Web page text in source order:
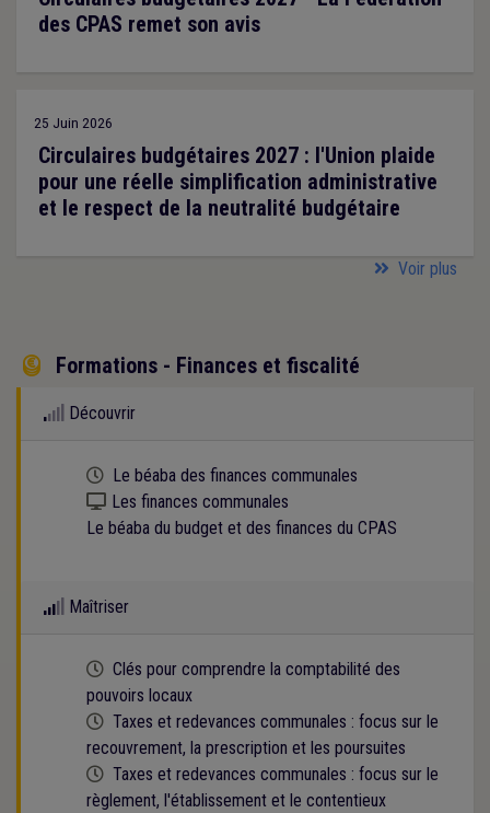
des CPAS remet son avis
25 Juin 2026
Circulaires budgétaires 2027 : l'Union plaide
pour une réelle simplification administrative
et le respect de la neutralité budgétaire
Voir plus
 Formations - Finances et fiscalité
Découvrir
Cette formation est programmée
Le béaba des finances communales
Kit numérique gratuit
Les finances communales
Le béaba du budget et des finances du CPAS
Maîtriser
Cette formation est programmée
Clés pour comprendre la comptabilité des
pouvoirs locaux
Cette formation est programmée
Taxes et redevances communales : focus sur le
recouvrement, la prescription et les poursuites
Cette formation est programmée
Taxes et redevances communales : focus sur le
règlement, l'établissement et le contentieux